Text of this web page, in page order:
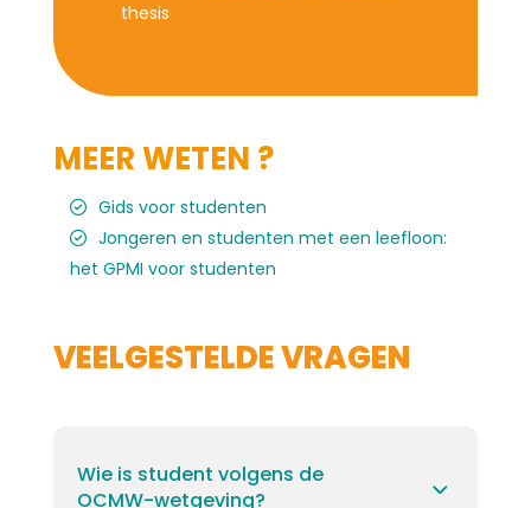
thesis
MEER WETEN ?
Gids voor studenten
Jongeren en studenten met een leefloon:
het GPMI voor studenten
VEELGESTELDE VRAGEN
Wie is student volgens de
OCMW-wetgeving?